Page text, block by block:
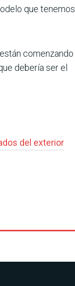
que
comenzando
debería ser el
del exterior